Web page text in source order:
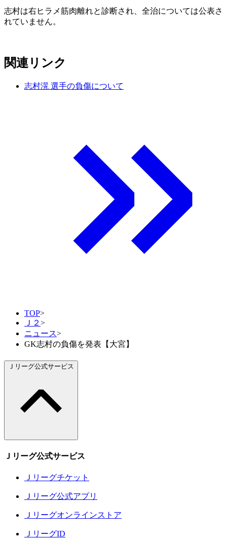
志村は右ヒラメ筋肉離れと診断され、全治については公表さ
れていません。
関連リンク
志村滉 選手の負傷について
TOP>
Ｊ２ >
ニュース>
GK志村の負傷を発表【大宮】
Ｊリーグ公式サービス
Ｊリーグ公式サービス
Ｊリーグチケット
Ｊリーグ公式アプリ
Ｊリーグオンラインストア
ＪリーグID